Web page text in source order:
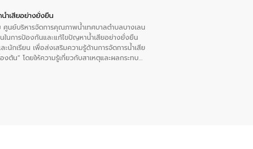
ำเสียอย่างยั่งยืน
นย์บริหารจัดการคุณภาพน้ำเทศบาลตำบลบางเลน
ในการป้องกันและแก้ไขปัญหาน้ำเสียอย่างยั่งยืน
นักเรียน เพื่อส่งเสริมความรู้ด้านการจัดการน้ำเสีย
ต้น” โดยให้ความรู้เกี่ยวกับสาเหตุและผลกระทบ
รือน ณ เทศบาลตำบลบางเลน จังหวัดนครปฐม